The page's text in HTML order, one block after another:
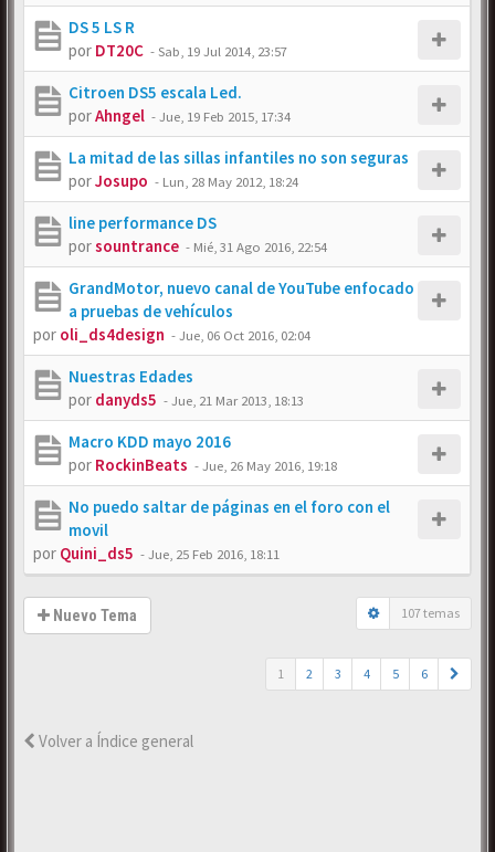
DS 5 LS R
por DT20C -Sab, 19 Jul 2014, 23:57
Citroen DS5 escala Led.
porAhngel -Jue, 19 Feb 2015, 17:34
La mitad de las sillas infantiles no son seguras
porJosupo - Lun, 28 May 2012, 18:24
line performance DS
porsountrance - Mié, 31 Ago 2016, 22:54
GrandMotor, nuevo canal de YouTube enfocado
a pruebas de vehículos
por oli_ds4design -Jue, 06 Oct 2016, 02:04
Nuestras Edades
por danyds5 -Jue, 21 Mar 2013, 18:13
Macro KDD mayo 2016
por RockinBeats -Jue, 26 May 2016, 19:18
No puedo saltar de páginas en el foro con el
movil
por Quini_ds5 -Jue, 25 Feb 2016, 18:11
Nuevo Tema 107 temas
1 2 3 4 5 6
Volver a Índice general